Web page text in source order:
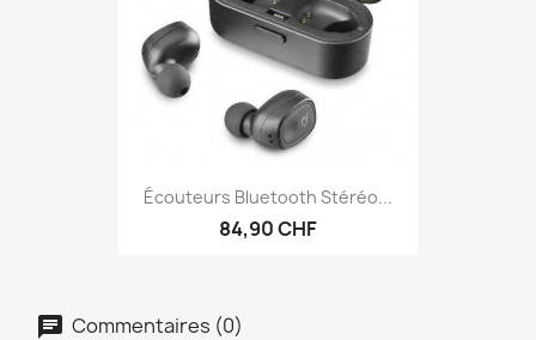
Écouteurs Bluetooth Stéréo...
84,90 CHF
Commentaires (0)